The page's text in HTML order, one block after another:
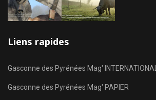
Liens rapides
Gasconne des Pyrénées Mag' INTERNATIONAL
Gasconne des Pyrénées Mag' PAPIER